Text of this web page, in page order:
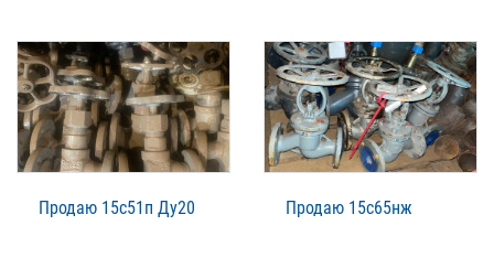
Продаю 15с51п Ду20 Продаю 15с65нж